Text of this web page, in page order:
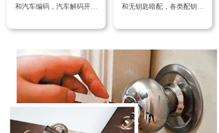
和汽车编码，汽车解码开锁
和无钥匙暗配，各类配钥匙